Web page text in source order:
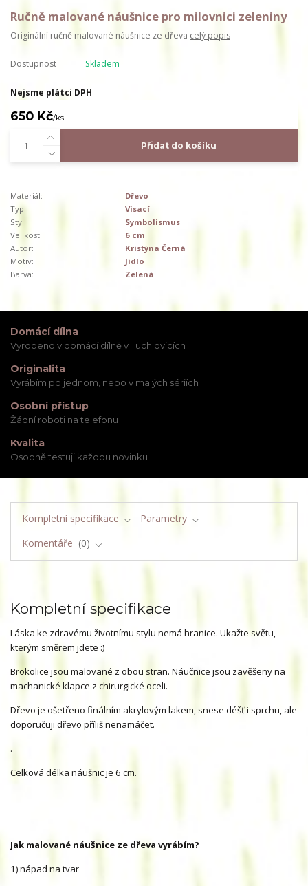
Ručně malované náušnice pro milovnici zeleniny
Originální ručně malované náušnice ze dřeva celý popis
Dostupnost Skladem
Nejsme plátci DPH
650 Kč/ks
Přidat do košíku
Materiál:
Dřevo
Typ:
Visací
Styl:
Symbolismus
Velikost:
6 cm
Autor:
Kristýna Černá
Motiv:
Jídlo
Barva:
Zelená
Domácí dílna
Vyrobeno v domácí dílně v Tuchlovicích
Originalita
Vyrábím po jednom, nebo v malých sériích
Osobní přístup
Žádní roboti na telefonu
Kvalita
Osobně testuji každou novinku
Kompletní specifikace
Parametry
Komentáře
0
Kompletní specifikace
Láska ke zdravému životnímu stylu nemá hranice. Ukažte světu,
kterým směrem jdete :)
Brokolice jsou malované z obou stran. Náučnice jsou zavěšeny na
machanické klapce z chirurgické oceli.
Dřevo je ošetřeno finálním akrylovým lakem, snese déšť i sprchu, ale
doporučuji dřevo příliš nenamáčet.
.
Celková délka náušnic je 6 cm.
Jak malované náušnice ze dřeva vyrábím?
1) nápad na tvar